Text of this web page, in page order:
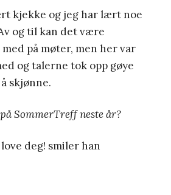
kjekke og jeg har lært noe
og til kan det være
på møter, men her var
og talerne tok opp gøye
skjønne.
SommerTreff neste år?
deg! smiler han